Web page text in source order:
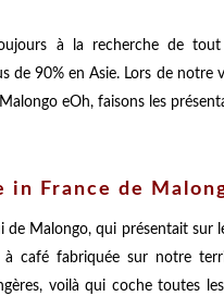
à la recherche de
de 90% en Asie. Lors de notre
eOh, faisons les
in France de
Malongo, qui présentait sur
café fabriquée sur notre
voilà qui coche toutes